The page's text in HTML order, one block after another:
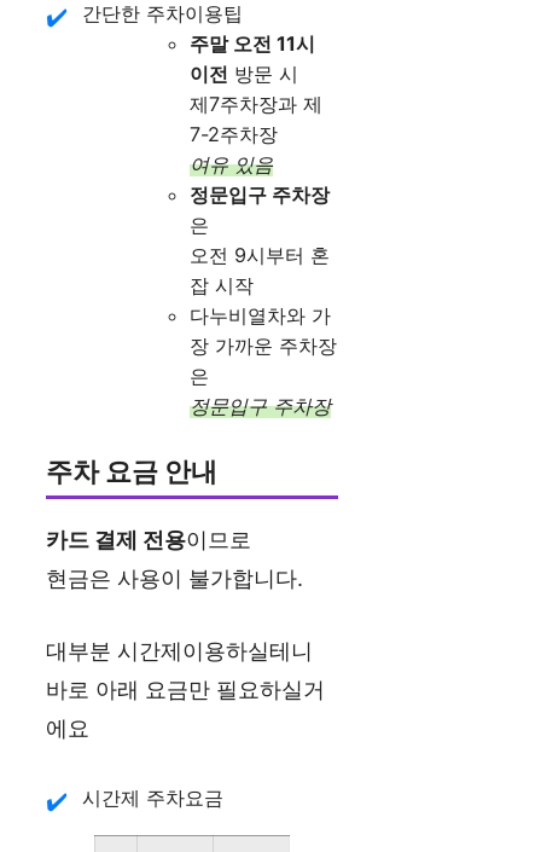
간단한 주차이용팁
주말 오전 11시
이전 방문 시
제7주차장과 제
7-2주차장
여유 있음
정문입구 주차장
은
오전 9시부터 혼
잡 시작
다누비열차와 가
장 가까운 주차장
은
정문입구 주차장
주차 요금 안내
카드 결제 전용이므로
현금은 사용이 불가합니다.
대부분 시간제이용하실테니
바로 아래 요금만 필요하실거
에요
시간제 주차요금